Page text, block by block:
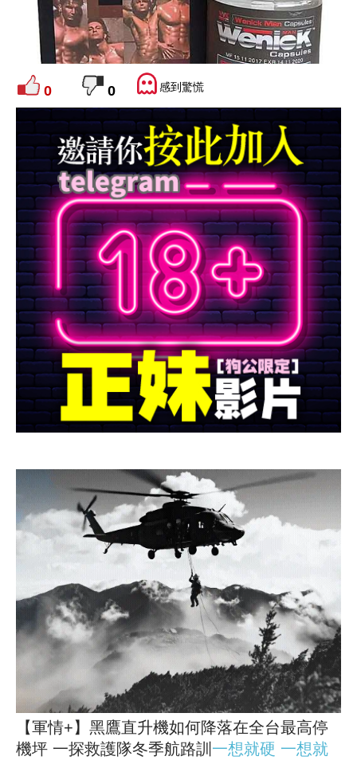
0 0 感到驚慌
【軍情+】黑鷹直升機如何降落在全台最高停
機坪 一探救護隊冬季航路訓 一想就硬 一想就